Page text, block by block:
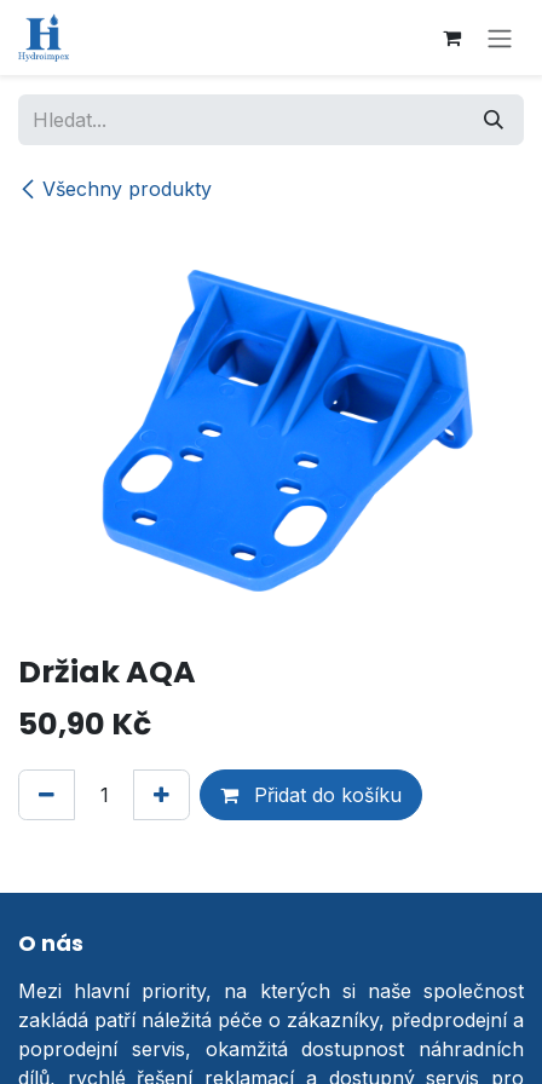
Přejít na obsah
Všechny produkty
Držiak AQA
50,90 Kč
Přidat do košíku
O nás
Mezi hlavní priority, na kterých si naše společnost
zakládá patří náležitá péče o zákazníky, předprodejní a
poprodejní servis, okamžitá dostupnost náhradních
dílů, rychlé řešení reklamací a dostupný servis pro